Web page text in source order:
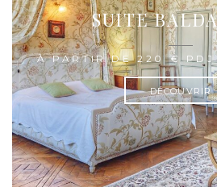
SUITE
À PARTIR DE 220 €
DÉCOUVRIR